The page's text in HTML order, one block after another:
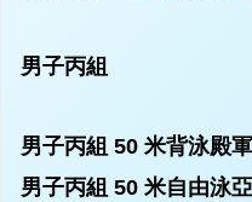
男子丙組
男子丙組 50 米背泳殿軍
男子丙組 50 米自由泳